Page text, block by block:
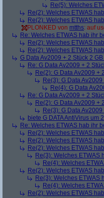
Re(5): Welches
Re(2): Welches ETWAS
Re(2): Welches ETWAS
PLONKED von mtths: auf
Re: Welches ETWAS hab ihr
Re(2): Welches ETWAS
Re(2): Welches ETWAS
G Data Av2009 + 2 Stück 2
Re: G Data Av2009 + 2
Re(2): G Data Av2009 +
Re(3): G Data
Re(4): G Data
Re: G Data Av2009 + 2
Re(2): G Data Av2009 +
Re(3): G Data
biete G DATA AntiVirus um
Re: Welches ETWAS hab ihr
Re(2): Welches ETWAS
Re(2): Welches ETWAS
Re(2): Welches ETWAS
Re(3): Welches ETWAS
Re(4): Welches
Re(2): Welches ETWAS
Re(3): Welches ETWAS
Re(4): Welches
Re(2): Welches ETWAS